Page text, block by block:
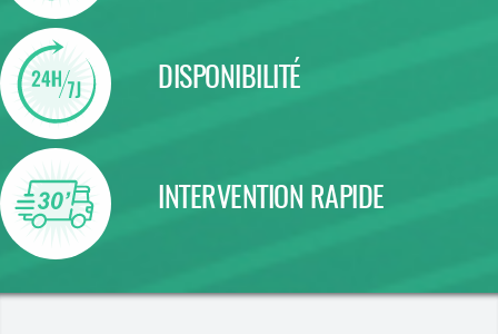
DISPONIBILITÉ
INTERVENTION RAPIDE